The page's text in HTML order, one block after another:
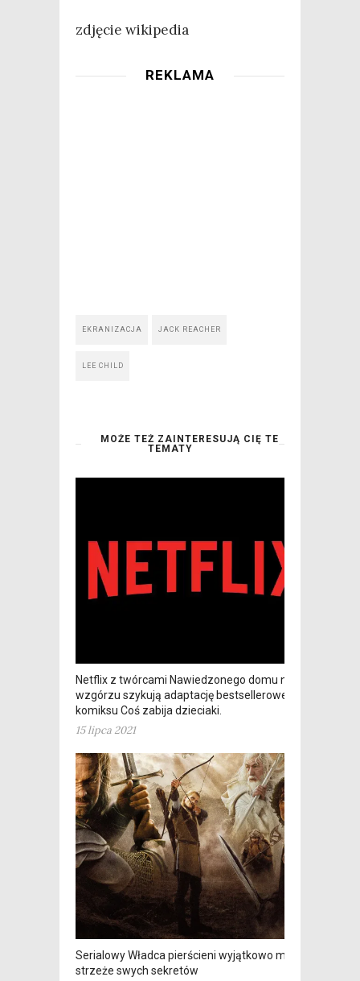
zdję­cie wikipedia
REKLAMA
EKRANIZACJA JACK REACHER
LEE CHILD
MOŻE TEŻ ZAINTERESUJĄ CIĘ TE
TEMATY
Netflix z twórcami Nawiedzonego domu na
wzgórzu szykują adaptację bestsellerowego
komiksu Coś zabija dzieciaki.
15 lipca 2021
Serialowy Władca pierścieni wyjątkowo mocno
strzeże swych sekretów